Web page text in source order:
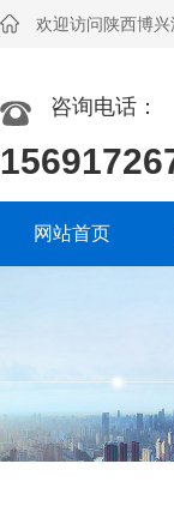
欢迎访问陕西博兴
咨询电话：
网站首页